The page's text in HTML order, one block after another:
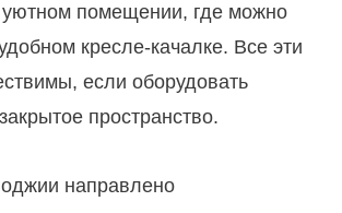
помещении, где можно
кресле-качалке. Все эти
если оборудовать
пространство.
направлено